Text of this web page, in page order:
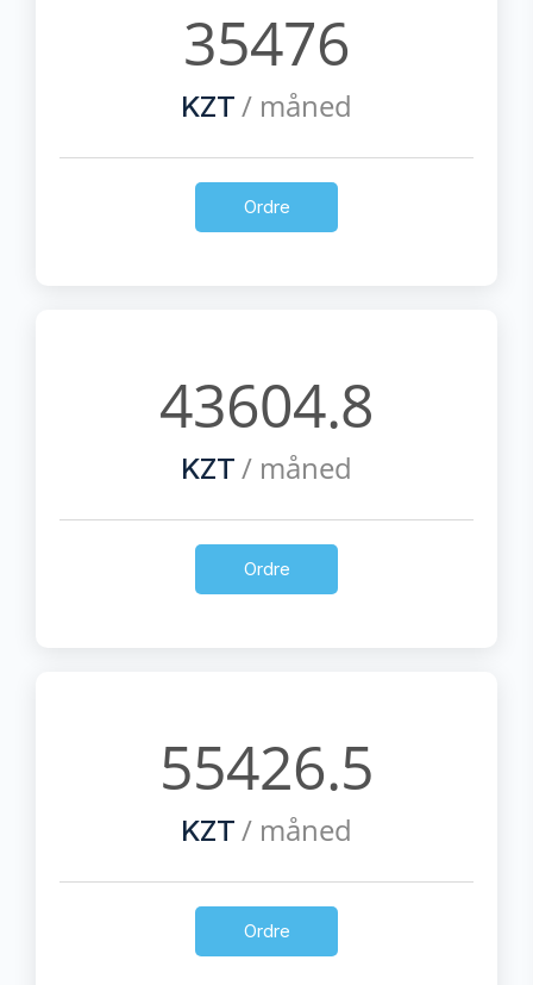
35476
KZT / måned
Ordre
43604.8
KZT / måned
Ordre
55426.5
KZT / måned
Ordre